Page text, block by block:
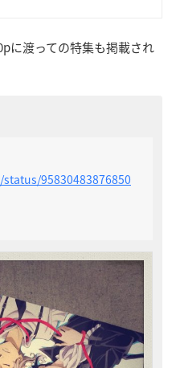
に渡っての特集も掲載され
95830483876850